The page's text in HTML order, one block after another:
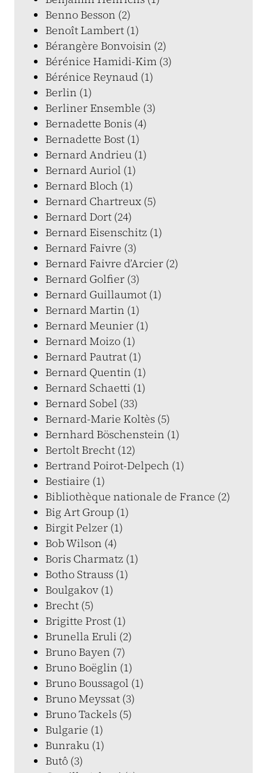
Benno Besson (2)
Benoît Lambert (1)
Bérangère Bonvoisin (2)
Bérénice Hamidi-Kim (3)
Bérénice Reynaud (1)
Berlin (1)
Berliner Ensemble (3)
Bernadette Bonis (4)
Bernadette Bost (1)
Bernard Andrieu (1)
Bernard Auriol (1)
Bernard Bloch (1)
Bernard Chartreux (5)
Bernard Dort (24)
Bernard Eisenschitz (1)
Bernard Faivre (3)
Bernard Faivre d’Arcier (2)
Bernard Golfier (3)
Bernard Guillaumot (1)
Bernard Martin (1)
Bernard Meunier (1)
Bernard Moizo (1)
Bernard Pautrat (1)
Bernard Quentin (1)
Bernard Schaetti (1)
Bernard Sobel (33)
Bernard-Marie Koltès (5)
Bernhard Böschenstein (1)
Bertolt Brecht (12)
Bertrand Poirot-Delpech (1)
Bestiaire (1)
Bibliothèque nationale de France (2)
Big Art Group (1)
Birgit Pelzer (1)
Bob Wilson (4)
Boris Charmatz (1)
Botho Strauss (1)
Boulgakov (1)
Brecht (5)
Brigitte Prost (1)
Brunella Eruli (2)
Bruno Bayen (7)
Bruno Boëglin (1)
Bruno Boussagol (1)
Bruno Meyssat (3)
Bruno Tackels (5)
Bulgarie (1)
Bunraku (1)
Butô (3)